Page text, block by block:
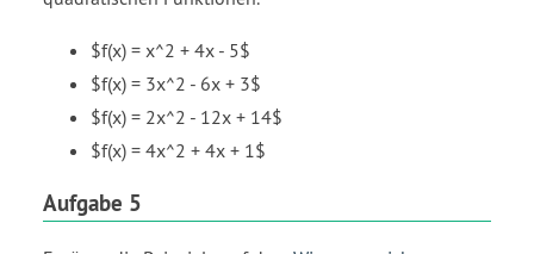
$f(x) = x^2 + 4x - 5$
$f(x) = 3x^2 - 6x + 3$
$f(x) = 2x^2 - 12x + 14$
$f(x) = 4x^2 + 4x + 1$
Aufgabe 5